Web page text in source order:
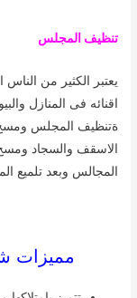
تنظيف المجلس
يعتبر الكثير من
اقنائه فى المنازل
ةتنظيف المجلس ومسح
الاسقف والسجاد
المجالس وبعد تلميع
مميزات